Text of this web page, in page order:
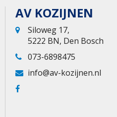
AV KOZIJNEN
Siloweg 17,
5222 BN, Den Bosch
073-6898475
info@av-kozijnen.nl